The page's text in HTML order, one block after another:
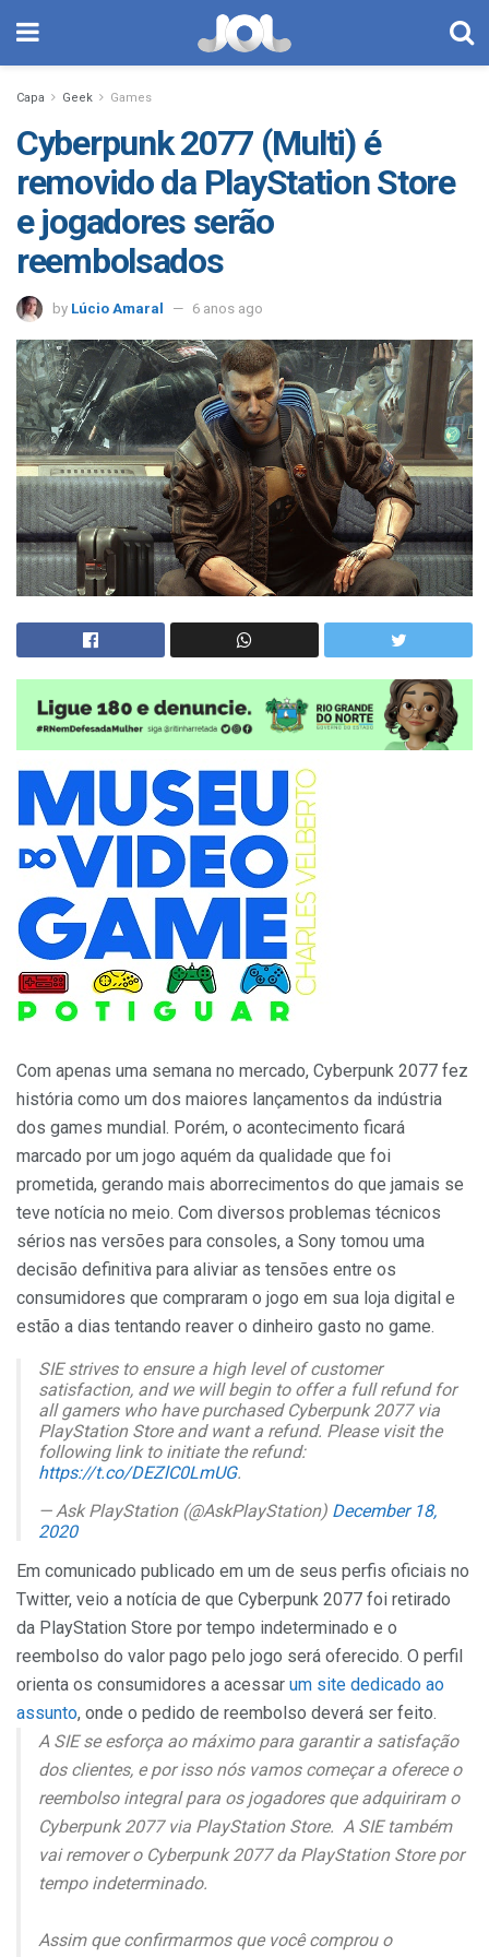
Capa Geek Games
Cyberpunk 2077 (Multi) é
removido da PlayStation Store
e jogadores serão
reembolsados
by Lúcio Amaral 6 anos ago
Com apenas uma semana no mercado, Cyberpunk 2077 fez
história como um dos maiores lançamentos da indústria
dos games mundial. Porém, o acontecimento ficará
marcado por um jogo aquém da qualidade que foi
prometida, gerando mais aborrecimentos do que jamais se
teve notícia no meio. Com diversos problemas técnicos
sérios nas versões para consoles, a Sony tomou uma
decisão definitiva para aliviar as tensões entre os
consumidores que compraram o jogo em sua loja digital e
estão a dias tentando reaver o dinheiro gasto no game.
SIE strives to ensure a high level of customer
satisfaction, and we will begin to offer a full refund for
all gamers who have purchased Cyberpunk 2077 via
PlayStation Store and want a refund. Please visit the
following link to initiate the refund:
https://t.co/DEZlC0LmUG.
— Ask PlayStation (@AskPlayStation) December 18,
2020
Em comunicado publicado em um de seus perfis oficiais no
Twitter, veio a notícia de que Cyberpunk 2077 foi retirado
da PlayStation Store por tempo indeterminado e o
reembolso do valor pago pelo jogo será oferecido. O perfil
orienta os consumidores a acessar um site dedicado ao
assunto, onde o pedido de reembolso deverá ser feito.
A SIE se esforça ao máximo para garantir a satisfação
dos clientes, e por isso nós vamos começar a oferece o
reembolso integral para os jogadores que adquiriram o
Cyberpunk 2077 via PlayStation Store. A SIE também
vai remover o Cyberpunk 2077 da PlayStation Store por
tempo indeterminado.
Assim que confirmarmos que você comprou o